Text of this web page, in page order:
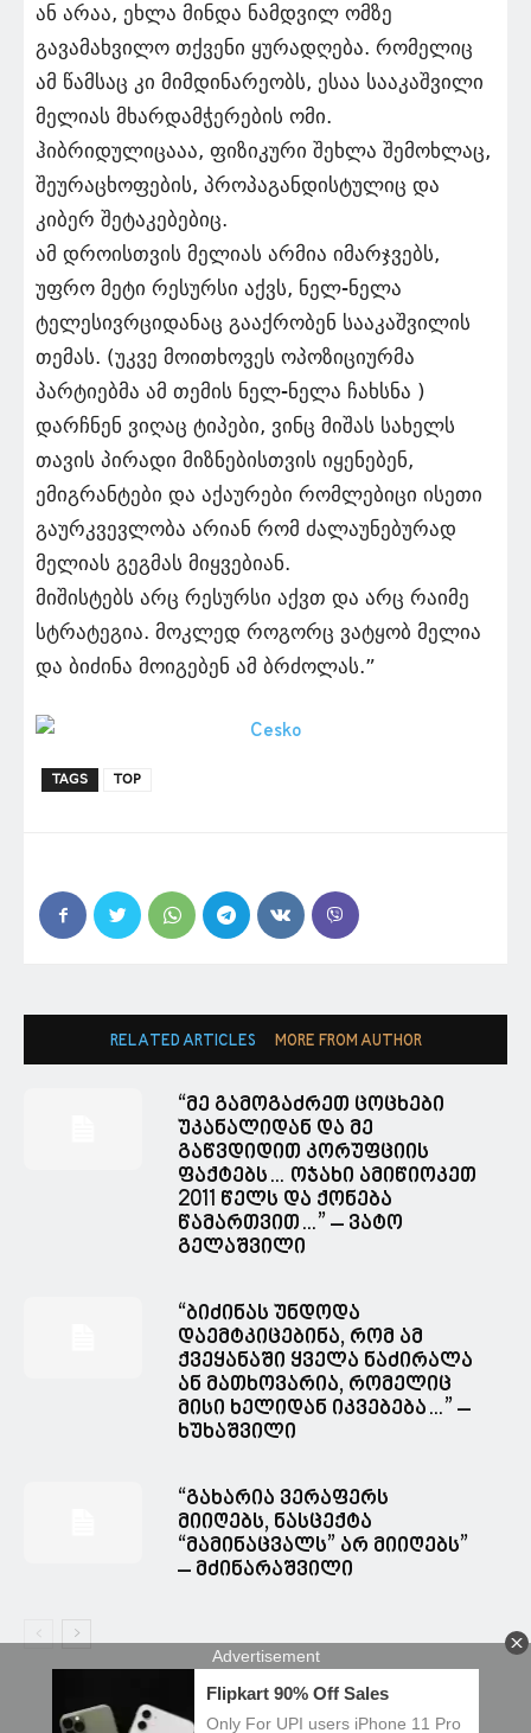
ან არაა, ეხლა მინდა ნამდვილ ომზე
გავამახვილო თქვენი ყურადღება. რომელიც
ამ წამსაც კი მიმდინარეობს, ესაა სააკაშვილი
მელიას მხარდამჭერების ომი.
ჰიბრიდულიცააა, ფიზიკური შეხლა შემოხლაც,
შეურაცხოფების, პროპაგანდისტულიც და
კიბერ შეტაკებებიც.
ამ დროისთვის მელიას არმია იმარჯვებს,
უფრო მეტი რესურსი აქვს, ნელ-ნელა
ტელესივრციდანაც გააქრობენ სააკაშვილის
თემას. (უკვე მოითხოვეს ოპოზიციურმა
პარტიებმა ამ თემის ნელ-ნელა ჩახსნა )
დარჩნენ ვიღაც ტიპები, ვინც მიშას სახელს
თავის პირადი მიზნებისთვის იყენებენ,
ემიგრანტები და აქაურები რომლებიცი ისეთი
გაურკვევლობა არიან რომ ძალაუნებურად
მელიას გეგმას მიყვებიან.
მიშისტებს არც რესურსი აქვთ და არც რაიმე
სტრატეგია. მოკლედ როგორც ვატყობ მელია
და ბიძინა მოიგებენ ამ ბრძოლას.”
TAGS TOP
RELATED ARTICLES MORE FROM AUTHOR
“მე გამოგაძრეთ ცოცხები
უკანალიდან და მე
გაწვდიდით კორუფციის
ფაქტებს… ოჯახი ამიწიოკეთ
2011 წელს და ქონება
წამართვით…” – ვატო
გელაშვილი
“ბიძინას უნდოდა
დაემტკიცებინა, რომ ამ
ქვეყანაში ყველა ნაძირალა
ან მათხოვარია, რომელიც
მისი ხელიდან იკვებება…” –
ხუხაშვილი
“გახარია ვერაფერს
მიიღებს, ნასცექტა
“მამინაცვალს” არ მიიღებს”
– მძინარაშვილი